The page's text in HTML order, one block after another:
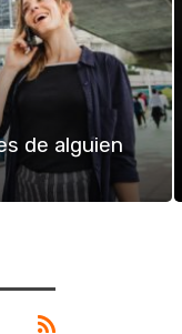
de alguien